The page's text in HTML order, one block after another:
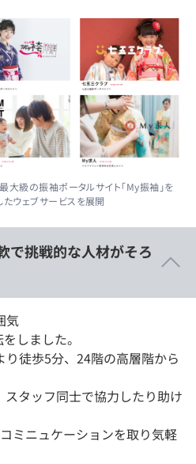
大級の振袖ポータルサイト「My振袖」を
ウェブサービスを展開
で挑戦的な人材がそろ
気
しました。
徒歩5分、24階の高層階から
スタッフ同士で協力したり助け
ミニュケーションを取り気軽